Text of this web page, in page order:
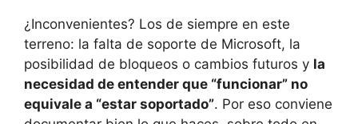
¿Inconvenientes? Los de siempre en este
terreno: la falta de soporte de Microsoft, la
posibilidad de bloqueos o cambios futuros y la
necesidad de entender que “funcionar” no
equivale a “estar soportado”. Por eso conviene